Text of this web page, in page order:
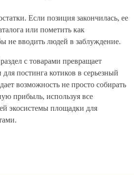
Если позиция закончилась, ее
или пометить как
не вводить людей в заблуждение.
с товарами превращает
постинга котиков в серьезный
возможность не просто собирать
прибыль, используя все
экосистемы площадки для